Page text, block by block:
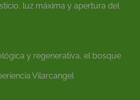
luz máxima y apertura del
y regenerativa, el bosque
Vilarcangel